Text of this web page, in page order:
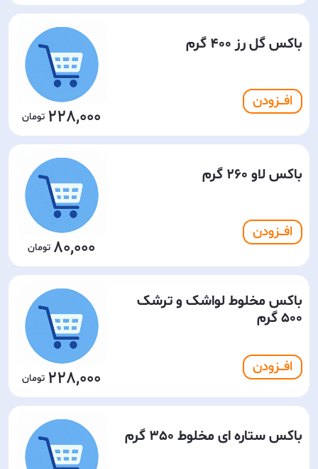
باکس گل رز 400 گرم
افـــزودن
228,000
باکس لاو 260 گرم
افـــزودن
80,000
باکس مخلوط لواشک و ترشک
500 گرم
افـــزودن 228,000
باکس ستاره ای مخلوط 350 گرم